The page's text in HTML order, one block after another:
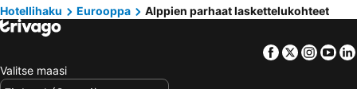
Hotellit – Lofoten
Hotellit – Santorini Saari
Hotellit – Espanja
Hotellit – Madeira
Hotellit – Kos Saari
Hotellihaku Eurooppa Alppien parhaat laskettelukohteet
Facebook
Twitter
Valitse maasi